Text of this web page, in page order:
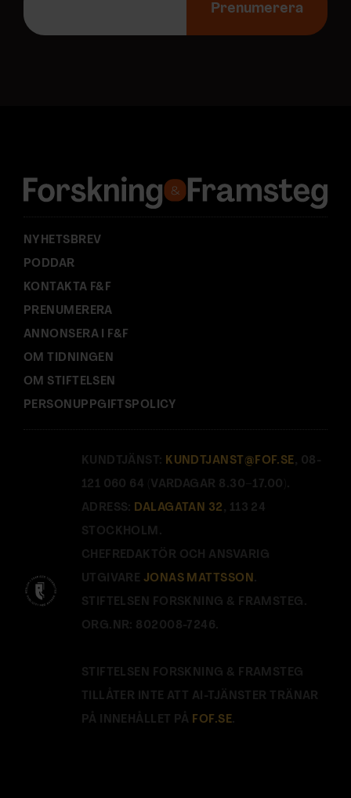
p
s
:
Prenumerera
NYHETSBREV
PODDAR
KONTAKTA F&F
PRENUMERERA
ANNONSERA I F&F
OM TIDNINGEN
OM STIFTELSEN
PERSONUPPGIFTSPOLICY
KUNDTJÄNST: KUNDTJANST@FOF.SE , 08-
121 060 64 (VARDAGAR 8.30–17.00).
ADRESS: DALAGATAN 32 , 113 24
STOCKHOLM.
CHEFREDAKTÖR OCH ANSVARIG
UTGIVARE JONAS MATTSSON .
STIFTELSEN FORSKNING & FRAMSTEG.
ORG.NR: 802008-7246.
STIFTELSEN FORSKNING & FRAMSTEG
TILLÅTER INTE ATT AI-TJÄNSTER TRÄNAR
PÅ INNEHÅLLET PÅ FOF.SE.